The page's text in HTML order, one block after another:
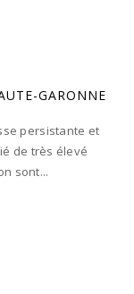
GARONNE
persistante et
de très élevé
sont...